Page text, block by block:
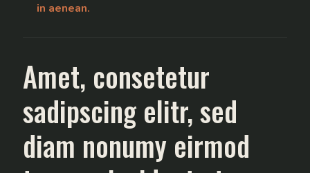
in aenean.
Amet, consetetur
sadipscing elitr, sed
diam nonumy eirmod